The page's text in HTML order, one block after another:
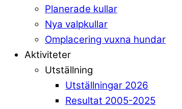
Planerade kullar
Nya valpkullar
Omplacering vuxna hundar
Aktiviteter
Utställning
Utställningar 2026
Resultat 2005-2025